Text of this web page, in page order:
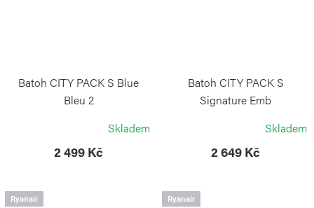
Batoh CITY PACK S Blue
Bleu 2
Skladem
2 499 Kč
Batoh CITY PACK S
Signature Emb
Skladem
2 649 Kč
Ryanair
Ryanair